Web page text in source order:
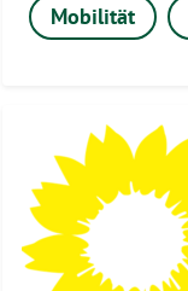
Mobilität